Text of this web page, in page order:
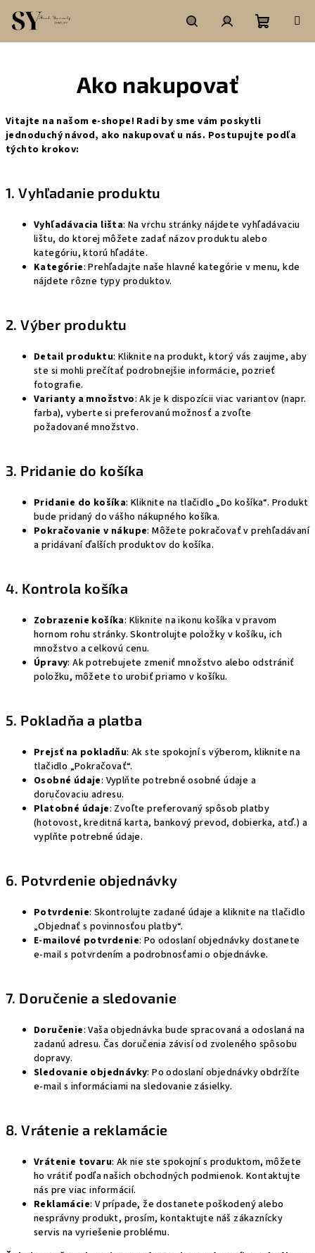
obsah
HľadaťPrihlásenie
Ako nakupovať
Vitajte na našom e-shope! Radi by sme vám poskytli
jednoduchý návod, ako nakupovať u nás. Postupujte podľa
týchto krokov:
1. Vyhľadanie produktu
Vyhľadávacia lišta: Na vrchu stránky nájdete vyhľadávaciu
lištu, do ktorej môžete zadať názov produktu alebo
kategóriu, ktorú hľadáte.
Kategórie: Prehľadajte naše hlavné kategórie v menu, kde
nájdete rôzne typy produktov.
2. Výber produktu
Detail produktu: Kliknite na produkt, ktorý vás zaujme, aby
ste si mohli prečítať podrobnejšie informácie, pozrieť
fotografie.
Varianty a množstvo: Ak je k dispozícii viac variantov (napr.
farba), vyberte si preferovanú možnosť a zvoľte
požadované množstvo.
3. Pridanie do košíka
Pridanie do košíka: Kliknite na tlačidlo „Do košíka“. Produkt
bude pridaný do vášho nákupného košíka.
Pokračovanie v nákupe: Môžete pokračovať v prehľadávaní
a pridávaní ďalších produktov do košíka.
4. Kontrola košíka
Zobrazenie košíka: Kliknite na ikonu košíka v pravom
hornom rohu stránky. Skontrolujte položky v košíku, ich
množstvo a celkovú cenu.
Úpravy: Ak potrebujete zmeniť množstvo alebo odstrániť
položku, môžete to urobiť priamo v košíku.
5. Pokladňa a platba
Prejsť na pokladňu: Ak ste spokojní s výberom, kliknite na
tlačidlo „Pokračovať“.
Osobné údaje: Vyplňte potrebné osobné údaje a
doručovaciu adresu.
Platobné údaje: Zvoľte preferovaný spôsob platby
(hotovost, kreditná karta, bankový prevod, dobierka, atď.) a
vyplňte potrebné údaje.
6. Potvrdenie objednávky
Potvrdenie: Skontrolujte zadané údaje a kliknite na tlačidlo
„Objednať s povinnosťou platby“.
E-mailové potvrdenie: Po odoslaní objednávky dostanete
e-mail s potvrdením a podrobnosťami o objednávke.
7. Doručenie a sledovanie
Doručenie: Vaša objednávka bude spracovaná a odoslaná na
zadanú adresu. Čas doručenia závisí od zvoleného spôsobu
dopravy.
Sledovanie objednávky: Po odoslaní objednávky obdržíte
e-mail s informáciami na sledovanie zásielky.
8. Vrátenie a reklamácie
Vrátenie tovaru: Ak nie ste spokojní s produktom, môžete
ho vrátiť podľa našich obchodných podmienok. Kontaktujte
nás pre viac informácií.
Reklamácie: V prípade, že dostanete poškodený alebo
nesprávny produkt, prosím, kontaktujte náš zákaznícky
servis na vyriešenie problému.